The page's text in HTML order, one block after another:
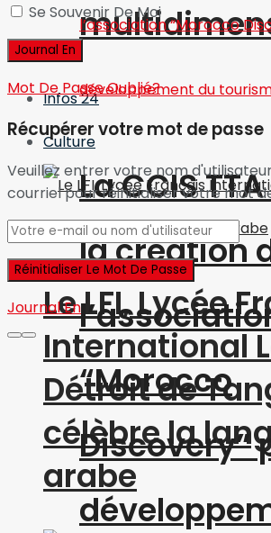
Infos 24
Culture
Le LFI, Lycée
International
Détroit de
célèbre la
arabe
La CCIS
la création
“Morocco
Discovery”
Se Souvenir De Moi
Mot De Passe Oublié?
Récupérer votre mot de passe
Veuillez entrer votre nom
courriel pour réinitialiser votre mot
Journal En